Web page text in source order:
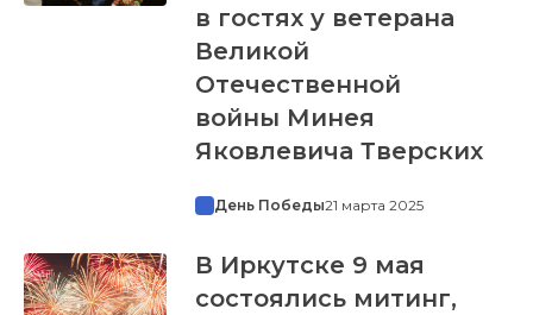
в гостях у ветерана
Великой
Отечественной
войны Минея
Яковлевича Тверских
День Победы21 марта 2025
В Иркутске 9 мая
состоялись митинг,